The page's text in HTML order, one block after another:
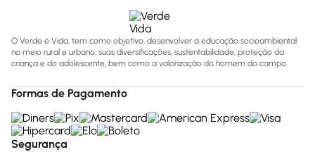
O Verde é Vida, tem como objetivo, desenvolver a educação socioambiental
no meio rural e urbano, suas diversificações, sustentabilidade, proteção da
criança e do adolescente, bem como a valorização do homem do campo.
Formas de Pagamento
Segurança